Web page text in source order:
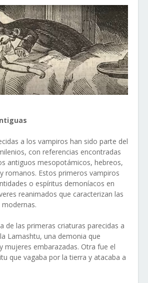
a los vampiros han sido parte del
con referencias encontradas
antiguos mesopotámicos, hebreos,
romanos. Estos primeros vampiros
o espíritus demoníacos en
reanimados que caracterizan las
de las primeras criaturas parecidas a
Lamashtu, una demonia que
mujeres embarazadas. Otra fue el
que vagaba por la tierra y atacaba a